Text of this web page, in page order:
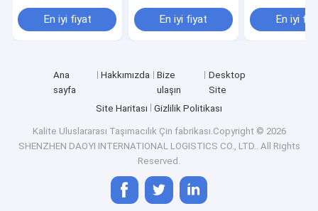
En iyi fiyat En iyi fiyat En iyi
Ana
sayfa
Hakkımızda
Bize
ulaşın
Desktop
Site
Site Haritası
Gizlilik Politikası
Kalite Uluslararası Taşımacılık Çin fabrikası.Copyright © 2026
SHENZHEN DAOYI INTERNATIONAL LOGISTICS CO., LTD.. All Rights
Reserved.